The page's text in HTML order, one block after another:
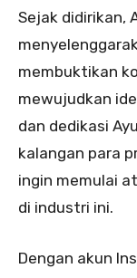
Sejak didirikan,
membuktikan
mewujudkan
dan dedikasi
kalangan para
ingin memulai
di industri ini.
Dengan akun